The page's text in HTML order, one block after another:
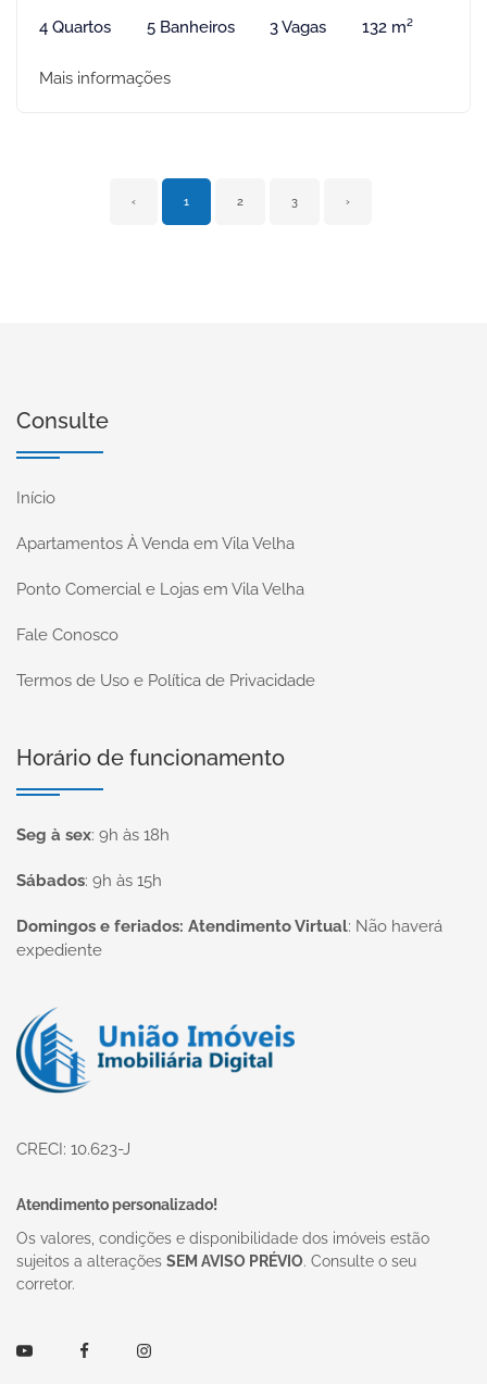
4 Quartos 5 Banheiros 3 Vagas 132 m²
Mais informações
‹ 1 2 3 ›
Consulte
Início
Apartamentos À Venda em Vila Velha
Ponto Comercial e Lojas em Vila Velha
Fale Conosco
Termos de Uso e Política de Privacidade
Horário de funcionamento
Seg à sex: 9h às 18h
Sábados: 9h às 15h
Domingos e feriados: Atendimento Virtual: Não haverá
expediente
Página inicial
CRECI: 10.623-J
Atendimento personalizado!
Os valores, condições e disponibilidade dos imóveis estão
sujeitos a alterações SEM AVISO PRÉVIO. Consulte o seu
corretor.
Youtube FacebookInstagram